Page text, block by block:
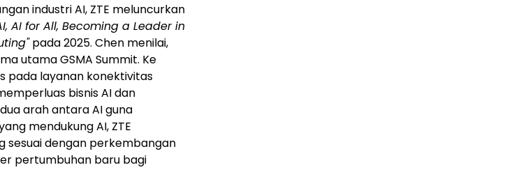
industri AI, ZTE meluncurkan
AI for All, Becoming a Leader in
pada 2025. Chen menilai,
utama GSMA Summit. Ke
pada layanan konektivitas
bisnis AI dan
arah antara AI guna
mendukung AI, ZTE
sesuai dengan perkembangan
pertumbuhan baru bagi